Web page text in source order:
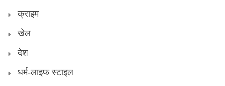
क्राइम
खेल
देश
धर्म-लाइफ स्टाइल